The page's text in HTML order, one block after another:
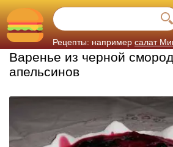
Рецепты: например салат
Варенье из черной
апельсинов